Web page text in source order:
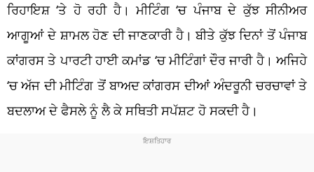
ਰਿਹਾਇਸ਼ ‘ਤੇ ਹੋ ਰਹੀ ਹੈ। ਮੀਟਿੰਗ ‘ਚ ਪੰਜਾਬ ਦੇ ਕੁੱਝ ਸੀਨੀਅਰ
ਆਗੂਆਂ ਦੇ ਸ਼ਾਮਲ ਹੋਣ ਦੀ ਜਾਣਕਾਰੀ ਹੈ। ਬੀਤੇ ਕੁੱਝ ਦਿਨਾਂ ਤੋਂ ਪੰਜਾਬ
ਕਾਂਗਰਸ ਤੇ ਪਾਰਟੀ ਹਾਈ ਕਮਾਂਡ ‘ਚ ਮੀਟਿੰਗਾਂ ਦੌਰ ਜਾਰੀ ਹੈ। ਅਜਿਹੇ
‘ਚ ਅੱਜ ਦੀ ਮੀਟਿੰਗ ਤੋਂ ਬਾਅਦ ਕਾਂਗਰਸ ਦੀਆਂ ਅੰਦਰੂਨੀ ਚਰਚਾਵਾਂ ਤੇ
ਬਦਲਾਅ ਦੇ ਫੈਸਲੇ ਨੂੰ ਲੈ ਕੇ ਸਥਿਤੀ ਸਪੱਸ਼ਟ ਹੋ ਸਕਦੀ ਹੈ।